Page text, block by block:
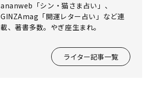
ananweb「シン・猫さま占い」、
GINZAmag「開運レター占い」など連
載、著書多数。やぎ座生まれ。
ライター記事一覧